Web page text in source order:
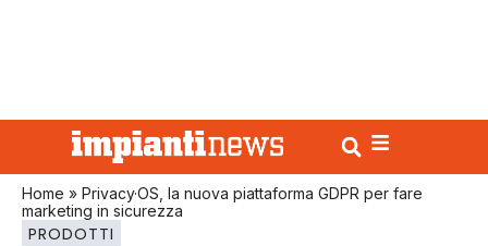
Home » Privacy·OS, la nuova piattaforma GDPR per fare
marketing in sicurezza
PRODOTTI